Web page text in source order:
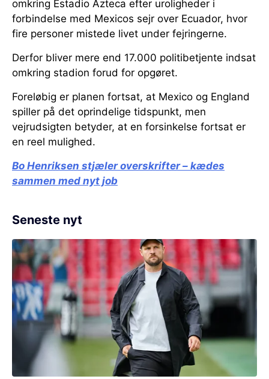
omkring Estadio Azteca efter uroligheder i
forbindelse med Mexicos sejr over Ecuador, hvor
fire personer mistede livet under fejringerne.
Derfor bliver mere end 17.000 politibetjente indsat
omkring stadion forud for opgøret.
Foreløbig er planen fortsat, at Mexico og England
spiller på det oprindelige tidspunkt, men
vejrudsigten betyder, at en forsinkelse fortsat er
en reel mulighed.
Bo Henriksen stjæler overskrifter – kædes
sammen med nyt job
Seneste nyt